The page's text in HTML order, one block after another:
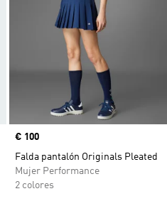
Precio
€ 100
Falda pantalón Originals Pleated
Mujer Performance
2 colores